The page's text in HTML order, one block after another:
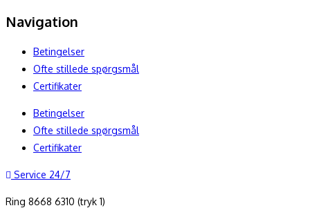
Navigation
Betingelser
Ofte stillede spørgsmål
Certifikater
Betingelser
Ofte stillede spørgsmål
Certifikater
Service 24/7
Ring 8668 6310 (tryk 1)